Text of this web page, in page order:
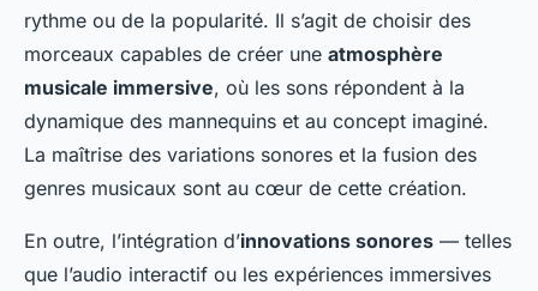
rythme ou de la popularité. Il s’agit de choisir des
morceaux capables de créer une atmosphère
musicale immersive, où les sons répondent à la
dynamique des mannequins et au concept imaginé.
La maîtrise des variations sonores et la fusion des
genres musicaux sont au cœur de cette création.
En outre, l’intégration d’innovations sonores — telles
que l’audio interactif ou les expériences immersives